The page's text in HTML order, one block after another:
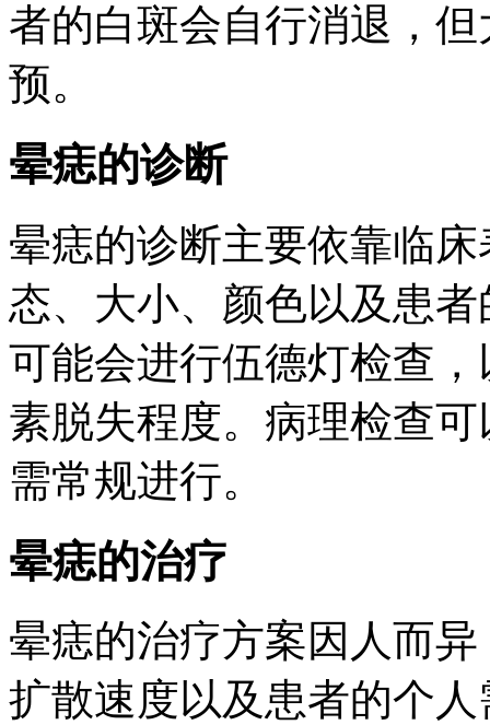
者的白斑会自行消退，
预。
晕痣的诊断
晕痣的诊断主要依靠临
态、大小、颜色以及患
可能会进行伍德灯检查
素脱失程度。病理检查
需常规进行。
晕痣的治疗
晕痣的治疗方案因人而
扩散速度以及患者的个